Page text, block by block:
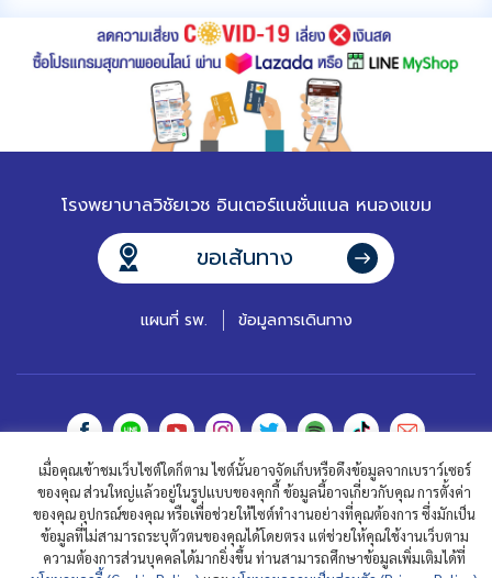
โรงพยาบาลวิชัยเวช อินเตอร์แนชั่นแนล หนองแขม
ขอเส้นทาง
แผนที่ รพ. ข้อมูลการเดินทาง
ติดต่อเรา คำถามที่พบบ่อย
ร่วมงานกับเรา
นักลงทุนสัมพันธ์
นโยบายความเป็นส่วนตัว นโยบายคุกกี้
เมื่อคุณเข้าชมเว็บไซต์ใดก็ตาม ไซต์นั้นอาจจัดเก็บหรือดึงข้อมูลจากเบราว์เซอร์
ของคุณ ส่วนใหญ่แล้วอยู่ในรูปแบบของคุกกี้ ข้อมูลนี้อาจเกี่ยวกับคุณ การตั้งค่า
ของคุณ อุปกรณ์ของคุณ หรือเพื่อช่วยให้ไซต์ทำงานอย่างที่คุณต้องการ ซึ่งมักเป็น
ข้อมูลที่ไม่สามารถระบุตัวตนของคุณได้โดยตรง แต่ช่วยให้คุณใช้งานเว็บตาม
ความต้องการส่วนบุคคลได้มากยิ่งขึ้น ท่านสามารถศึกษาข้อมูลเพิ่มเติมได้ที่